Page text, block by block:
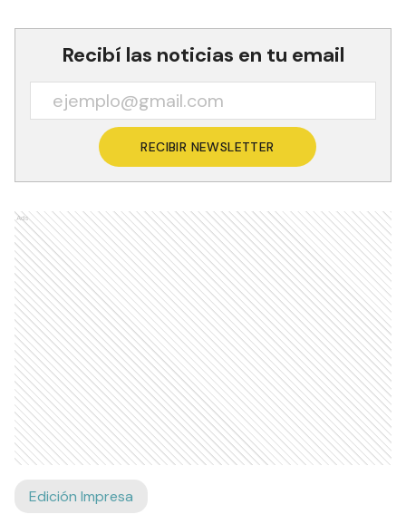
Recibí las noticias en tu email
RECIBIR NEWSLETTER
Ads
Edición Impresa